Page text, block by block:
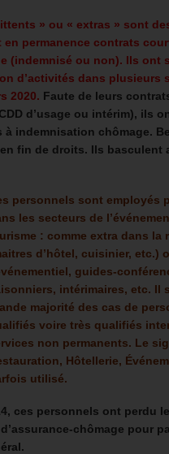
» ou « extras » sont
en permanence contrats
(indemnisé ou non). Ils ont
d’activités dans plusieurs
2020. Faute de leurs
d’usage ou intérim), ils
à indemnisation chômage.
fin de droits. Ils basculent
personnels sont employés
les secteurs de
: comme extra dans la
d’hôtel, cuisinier, etc.)
guides-
intérimaires, etc. Il
majorité des cas de
voire très qualifiés
non permanents. Le
Hôtellerie,
utilisé.
ces personnels ont perdu
chômage pour